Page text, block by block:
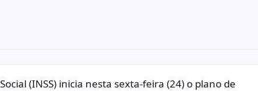
fechar.
(INSS) inicia nesta sexta-feira (24) o plano de